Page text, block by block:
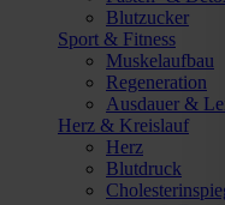
Blutzucker
Sport & Fitness
Muskelaufbau
Regeneration
Ausdauer &
Herz & Kreislauf
Herz
Blutdruck